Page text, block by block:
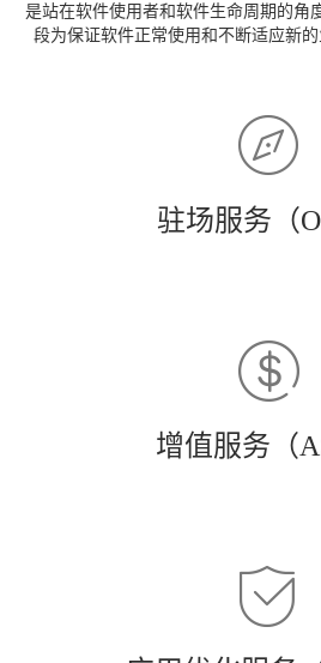
是站在软件使用者和软件生命周期的角
段为保证软件正常使用和不断适应新的
驻场服务（
增值服务（